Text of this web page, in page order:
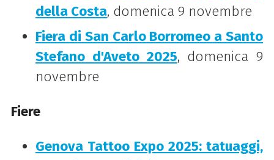
della Costa, domenica 9 novembre
Fiera di San Carlo Borromeo a Santo
Stefano d'Aveto 2025, domenica 9
novembre
Fiere
Genova Tattoo Expo 2025: tatuaggi,